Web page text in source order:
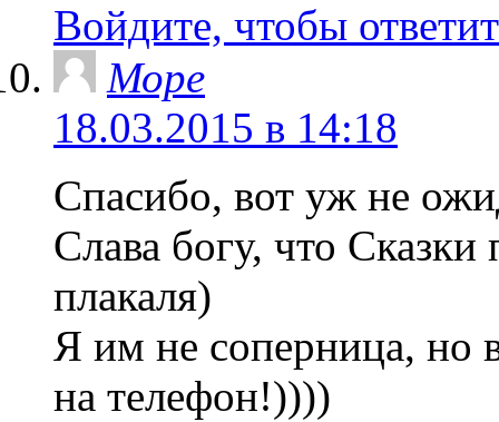
Войдите, чтобы
Море
18.03.2015 в 14:18
Спасибо, вот уж не
Слава богу, что
плакаля)
Я им не соперница, но
на телефон!))))